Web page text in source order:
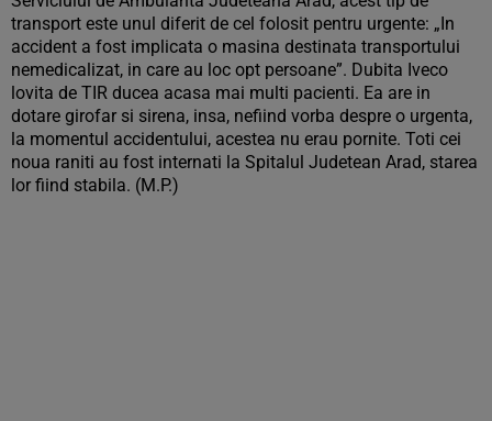
transport este unul diferit de cel folosit pentru urgente: „In
accident a fost implicata o masina destinata transportului
nemedicalizat, in care au loc opt persoane”. Dubita Iveco
lovita de TIR ducea acasa mai multi pacienti. Ea are in
dotare girofar si sirena, insa, nefiind vorba despre o urgenta,
la momentul accidentului, acestea nu erau pornite. Toti cei
noua raniti au fost internati la Spitalul Judetean Arad, starea
lor fiind stabila. (M.P.)